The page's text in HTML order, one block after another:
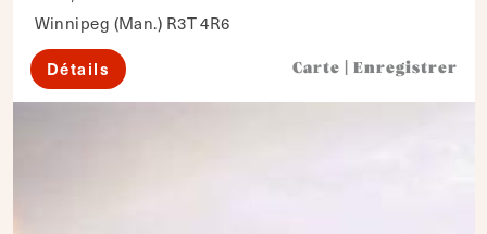
Winnipeg (Man.) R3T 4R6
Détails Carte Enregistrer